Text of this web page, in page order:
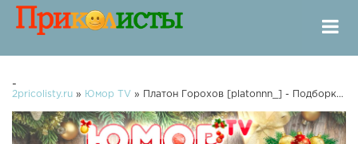
-
2pricolisty.ru » Юмор TV » Платон Горохов [platonnn_] - Подборка вайнов #13